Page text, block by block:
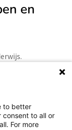
en
to better
consent to all or
For more